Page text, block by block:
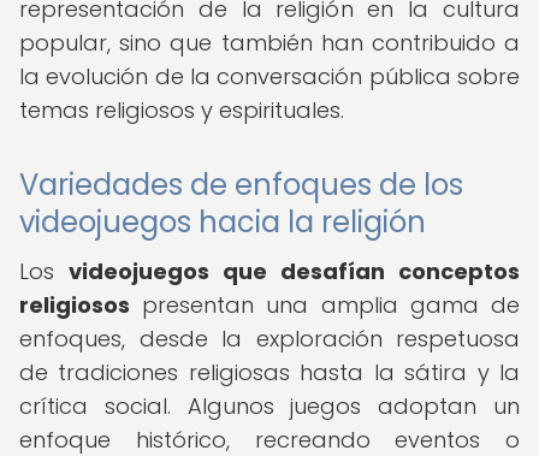
representación de la religión en la cultura
popular, sino que también han contribuido a
la evolución de la conversación pública sobre
temas religiosos y espirituales.
Variedades de enfoques de los
videojuegos hacia la religión
Los videojuegos que desafían conceptos
religiosos presentan una amplia gama de
enfoques, desde la exploración respetuosa
de tradiciones religiosas hasta la sátira y la
crítica social. Algunos juegos adoptan un
enfoque histórico, recreando eventos o